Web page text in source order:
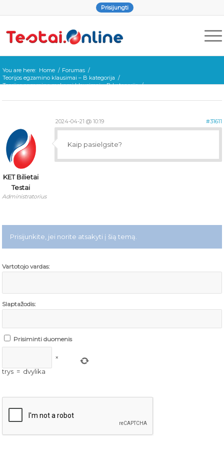
Prisijungti
You are here: Home / Forumas /
Teorijos egzamino klausimai – B kategorija /
Teorijos egzamino mokami klausimai – B kategorija /
2024-04-21 @ 10:19 #31611
KET Bilietai
Testai
Administratorius
Kaip pasielgsite?
Prisijunkite, jei norite atsakyti į šią temą.
Vartotojo vardas:
Slaptažodis:
Prisiminti duomenis
×
trys = dvylika